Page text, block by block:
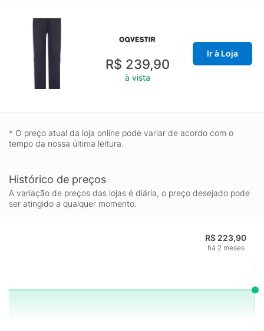
R$ 239,90
à vista
Ir à Loja
* O preço atual da loja online pode variar de acordo com o
tempo da nossa última leitura.
Histórico de preços
A variação de preços das lojas é diária, o preço desejado pode
ser atingido a qualquer momento.
R$ 223,90
há 2 meses